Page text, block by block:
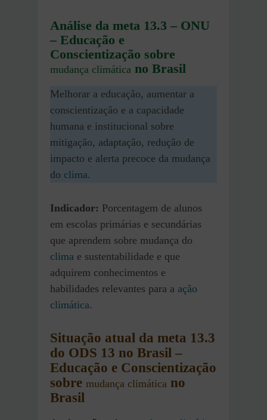
Análise da meta 13.3 – ONU
– Educação e
Conscientização sobre
mudança climática no Brasil
Melhorar a educação, aumentar a
conscientização e a capacidade
humana e institucional sobre
mitigação, adaptação, redução de
impacto e alerta precoce da mudança
do clima.
Indicador: Porcentagem de alunos
em escolas primárias e secundárias
que aprendem sobre mudança do
clima e sustentabilidade e que
adquirem conhecimentos e
habilidades relevantes para a ação
climática.
Situação atual da meta 13.3
do ODS 13 no Brasil –
Educação e Conscientização
sobre mudança climática no
Brasil